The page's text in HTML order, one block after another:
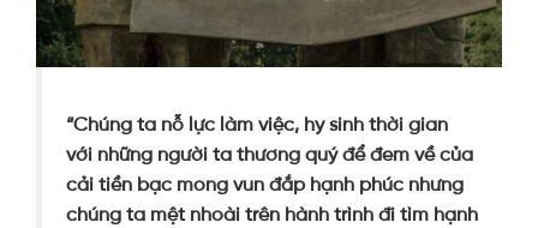
“Chúng ta nỗ lực làm việc, hy sinh thời gian
với những người ta thương quý để đem về của
cải tiền bạc mong vun đắp hạnh phúc nhưng
chúng ta mệt nhoài trên hành trình đi tìm hạnh